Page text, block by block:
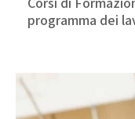
programma dei